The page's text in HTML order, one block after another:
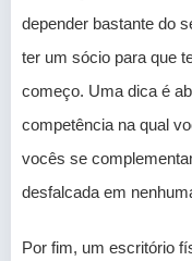
depender bastante do
ter um sócio para que
começo. Uma dica é
competência na qual
vocês se
desfalcada em
Por fim, um escritório